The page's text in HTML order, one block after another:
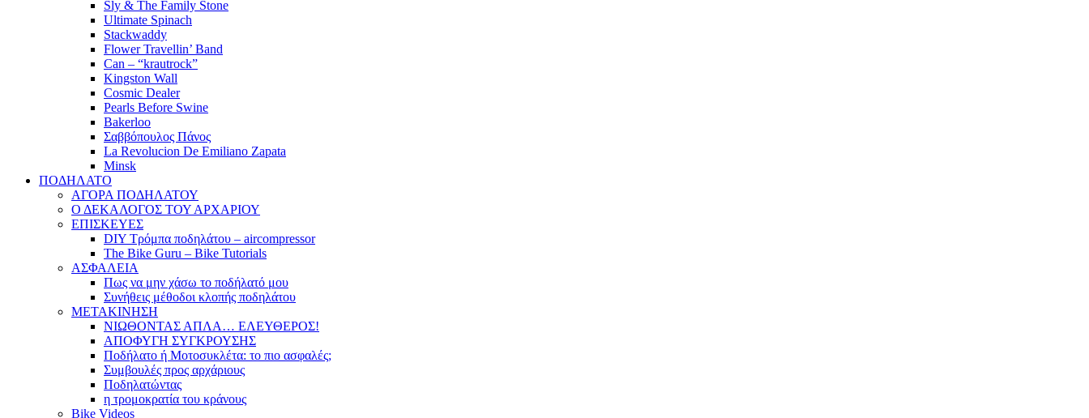
Sly & The Family Stone
Ultimate Spinach
Stackwaddy
Flower Travellin’ Band
Can – “krautrock”
Kingston Wall
Cosmic Dealer
Pearls Before Swine
Bakerloo
Σαββόπουλος Πάνος
La Revolucion De Emiliano Zapata
Minsk
ΠΟΔΗΛΑΤΟ
ΑΓΟΡΑ ΠΟΔΗΛΑΤΟΥ
Ο ΔΕΚΑΛΟΓΟΣ ΤΟΥ ΑΡΧΑΡΙΟΥ
ΕΠΙΣΚΕΥΕΣ
DIY Τρόμπα ποδηλάτου – aircompressor
The Bike Guru – Bike Tutorials
ΑΣΦΑΛΕΙΑ
Πως να μην χάσω το ποδήλατό μου
Συνήθεις μέθοδοι κλοπής ποδηλάτου
ΜΕΤΑΚΙΝΗΣΗ
ΝΙΩΘΟΝΤΑΣ ΑΠΛΑ… ΕΛΕΥΘΕΡΟΣ!
ΑΠΟΦΥΓΗ ΣΥΓΚΡΟΥΣΗΣ
Ποδήλατο ή Μοτοσυκλέτα: το πιο ασφαλές;
Συμβουλές προς αρχάριους
Ποδηλατώντας
η τρομοκρατία του κράνους
Bike Videos